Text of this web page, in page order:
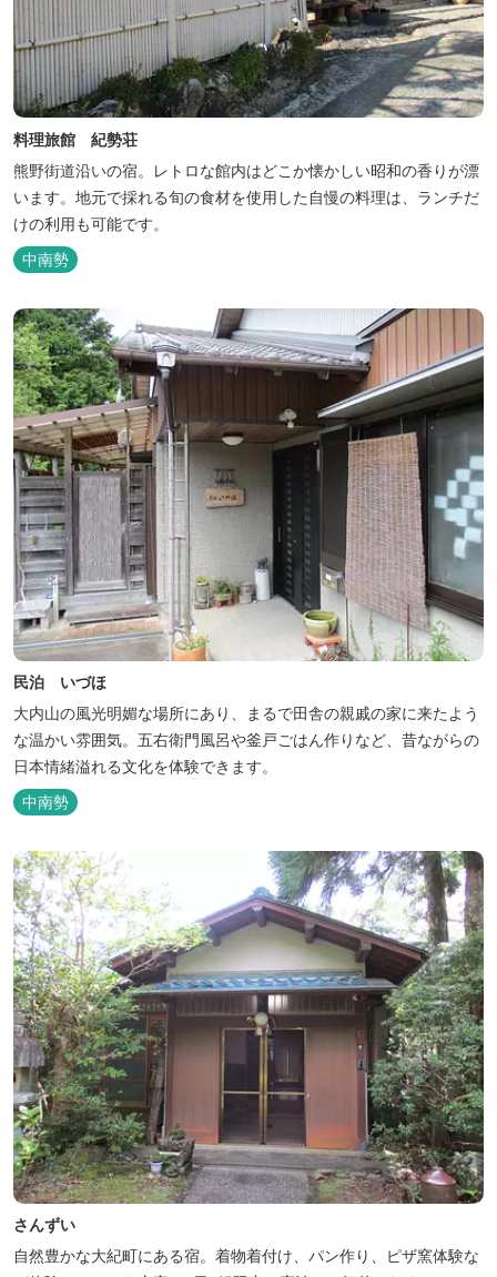
料理旅館 紀勢荘
熊野街道沿いの宿。レトロな館内はどこか懐かしい昭和の香りが漂
います。地元で採れる旬の食材を使用した自慢の料理は、ランチだ
けの利用も可能です。
中南勢
民泊 いづほ
大内山の風光明媚な場所にあり、まるで田舎の親戚の家に来たよう
な温かい雰囲気。五右衛門風呂や釜戸ごはん作りなど、昔ながらの
日本情緒溢れる文化を体験できます。
中南勢
さんずい
自然豊かな大紀町にある宿。着物着付け、パン作り、ピザ窯体験な